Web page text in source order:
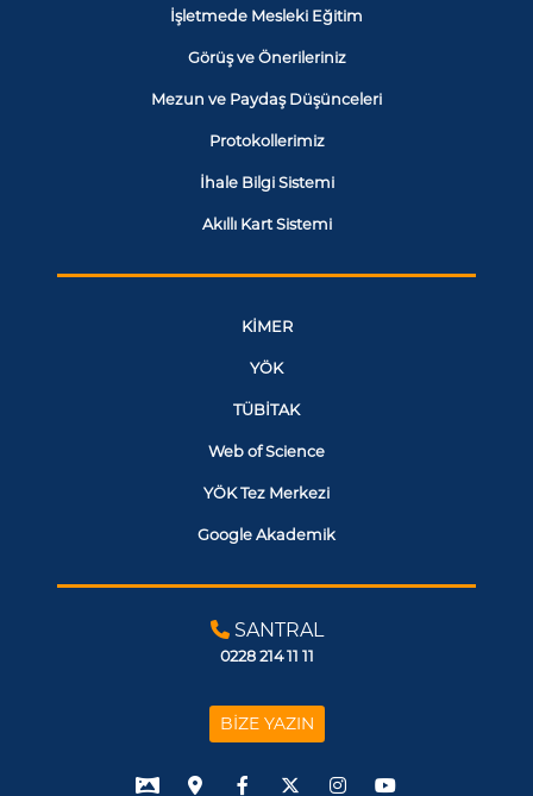
İşletmede Mesleki Eğitim
Görüş ve Önerileriniz
Mezun ve Paydaş Düşünceleri
Protokollerimiz
İhale Bilgi Sistemi
Akıllı Kart Sistemi
KİMER
YÖK
TÜBİTAK
Web of Science
YÖK Tez Merkezi
Google Akademik
SANTRAL
0228 214 11 11
BİZE YAZIN